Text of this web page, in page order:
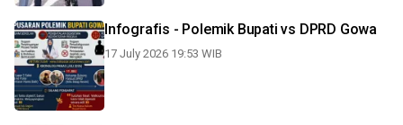
Infografis - Polemik Bupati vs DPRD Gowa
17 July 2026 19:53 WIB